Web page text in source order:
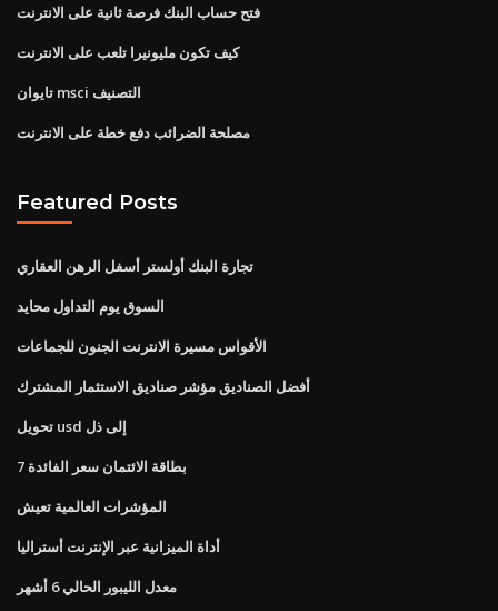
فتح حساب البنك فرصة ثانية على الانترنت
كيف تكون مليونيرا تلعب على الانترنت
تايوان msci التصنيف
مصلحة الضرائب دفع خطة على الانترنت
Featured Posts
تجارة البنك أولستر أسفل الرهن العقاري
السوق يوم التداول محايد
الأقواس مسيرة الانترنت الجنون للجماعات
أفضل الصناديق مؤشر صناديق الاستثمار المشترك
تحويل usd إلى ذل
7 بطاقة الائتمان سعر الفائدة
المؤشرات العالمية تعيش
أداة الميزانية عبر الإنترنت أستراليا
معدل الليبور الحالي 6 أشهر